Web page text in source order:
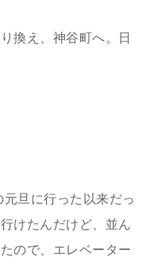
換え、神谷町へ。日
旦に行った以来だっ
けたんだけど、並ん
ので、エレベーター